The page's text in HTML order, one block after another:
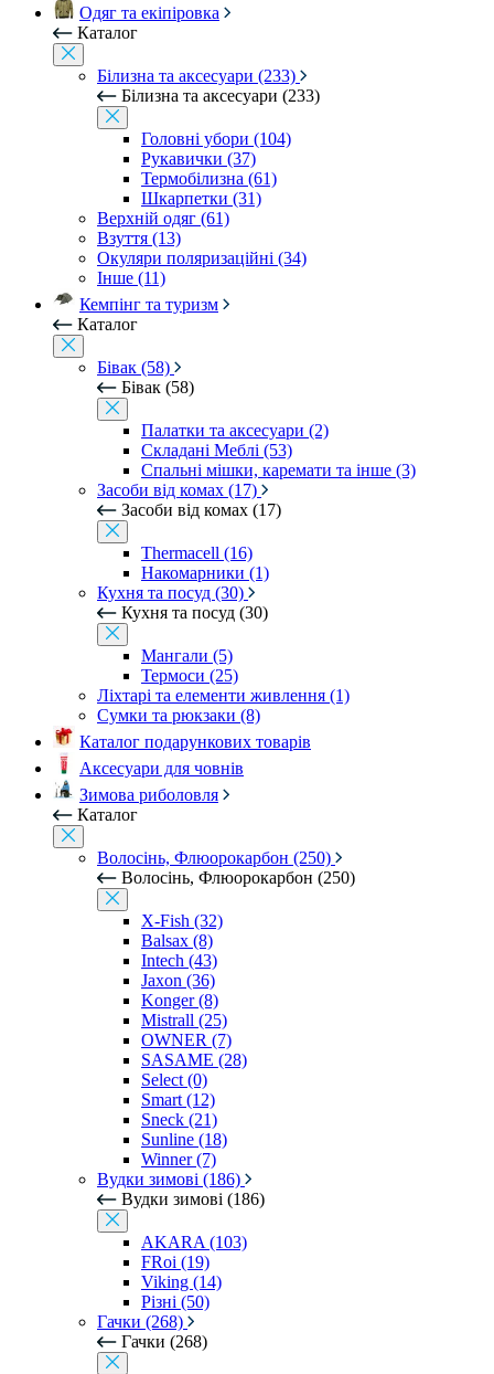
Одяг та екіпіровка
Каталог
Білизна та аксесуари (233)
Білизна та аксесуари (233)
Головні убори (104)
Рукавички (37)
Термобілизна (61)
Шкарпетки (31)
Верхній одяг (61)
Взуття (13)
Окуляри поляризаційні (34)
Інше (11)
Кемпінг та туризм
Каталог
Бівак (58)
Бівак (58)
Палатки та аксесуари (2)
Складані Меблі (53)
Спальні мішки, каремати та інше (3)
Засоби від комах (17)
Засоби від комах (17)
Thermacell (16)
Накомарники (1)
Кухня та посуд (30)
Кухня та посуд (30)
Мангали (5)
Термоси (25)
Ліхтарі та елементи живлення (1)
Сумки та рюкзаки (8)
Каталог подарункових товарів
Аксесуари для човнів
Зимова риболовля
Каталог
Волосінь, Флюорокарбон (250)
Волосінь, Флюорокарбон (250)
X-Fish (32)
Balsax (8)
Intech (43)
Jaxon (36)
Konger (8)
Mistrall (25)
OWNER (7)
SASAME (28)
Select (0)
Smart (12)
Sneck (21)
Sunline (18)
Winner (7)
Вудки зимові (186)
Вудки зимові (186)
AKARA (103)
FRoi (19)
Viking (14)
Різні (50)
Гачки (268)
Гачки (268)